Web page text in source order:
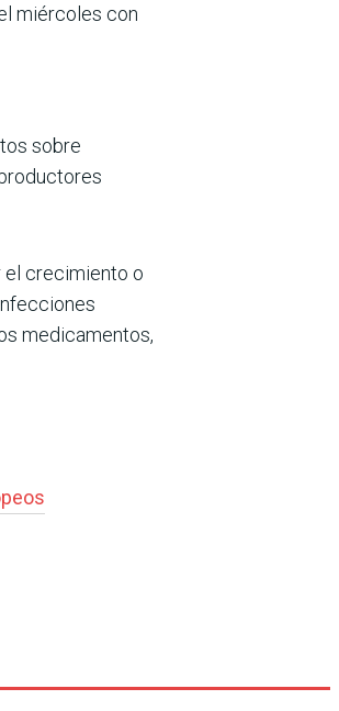
miércoles con
sobre
el crecimiento o
medicamentos,